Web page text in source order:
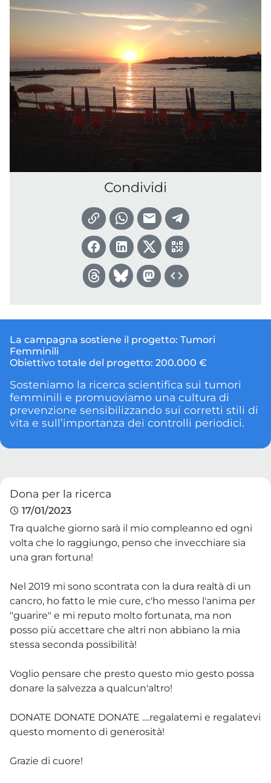
Condividi
La campagna sostiene il progetto: Tumori
Femminili
Obiettivo totale del progetto: 200.000 €
Sosteniamo la ricerca scientifica sui tumori
femminili e promuoviamo una cultura di
prevenzione sensibilizzando sui corretti stili di
vita e sull’importanza dei controlli periodici.
Dona per la ricerca
17/01/2023
Tra qualche giorno sarà il mio compleanno ed ogni
volta che lo raggiungo, penso che invecchiare sia
una gran fortuna!
Nel 2019 mi sono scontrata con la dura realtà di un
cancro, ho fatto le mie cure, c'ho messo l'anima per
"guarire" e mi reputo molto fortunata, ma non
posso più accettare che altri non abbiano la mia
stessa seconda possibilità!
Voglio pensare che presto questo mio gesto possa
donare la salvezza a qualcun'altro!
DONATE DONATE DONATE ....regalatemi e regalatevi
questo momento di generosità!
Grazie di cuore!